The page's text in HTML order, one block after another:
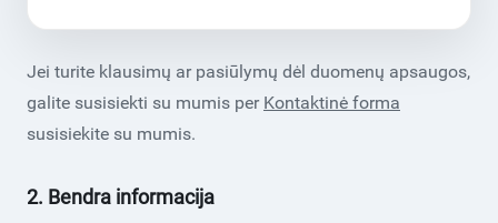
Jei turite klausimų ar pasiūlymų dėl duomenų apsaugos,
galite susisiekti su mumis per Kontaktinė forma
susisiekite su mumis.
2. Bendra informacija